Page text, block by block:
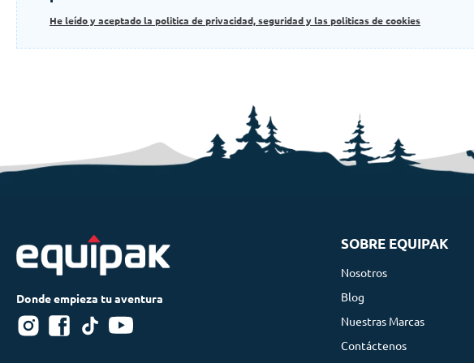
He leído y aceptado la politica de privacidad, seguridad y las politicas de cookies
SOBRE EQUIPAK
Nosotros
Blog
Nuestras Marcas
Contáctenos